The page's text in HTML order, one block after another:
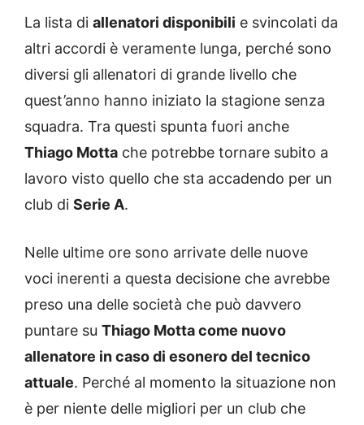
La lista di allenatori disponibili e svincolati da
altri accordi è veramente lunga, perché sono
diversi gli allenatori di grande livello che
quest’anno hanno iniziato la stagione senza
squadra. Tra questi spunta fuori anche
Thiago Motta che potrebbe tornare subito a
lavoro visto quello che sta accadendo per un
club di Serie A.
Nelle ultime ore sono arrivate delle nuove
voci inerenti a questa decisione che avrebbe
preso una delle società che può davvero
puntare su Thiago Motta come nuovo
allenatore in caso di esonero del tecnico
attuale. Perché al momento la situazione non
è per niente delle migliori per un club che